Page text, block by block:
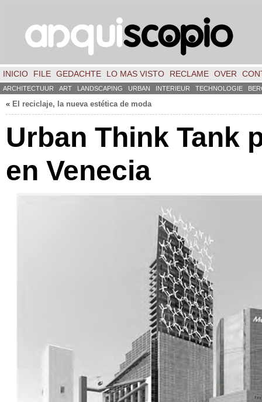
INICIO FILE GEDACHTE LO MAS VISTO RECLAME OVER
ARCHITECTUUR ART LANDSCAPING URBAN INTERIEUR TECHNOLOGIE
« El reciclaje, la nueva estética de moda
Urban Think Tank
en Venecia